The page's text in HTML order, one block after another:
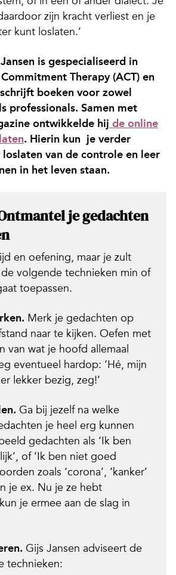
zijn kracht verliest en je
kunt loslaten.’
is gespecialiseerd in
Therapy (ACT) en
boeken voor zowel
professionals. Samen met
ontwikkelde hij de online
. Hierin kun je verder
van de controle en leer
in het leven staan.
je gedachten
en oefening, maar je zult
volgende technieken min of
toepassen.
Merk je gedachten op
naar te kijken. Oefen met
van wat je hoofd allemaal
eventueel hardop: ‘Hé, mijn
lekker bezig, zeg!’
Ga bij jezelf na welke
je heel erg kunnen
gedachten als ‘Ik ben
of ‘Ik ben niet goed
zoals ‘corona’, ‘kanker’
je ex. Nu je ze hebt
je ermee aan de slag in
Gijs Jansen adviseert de
technieken: